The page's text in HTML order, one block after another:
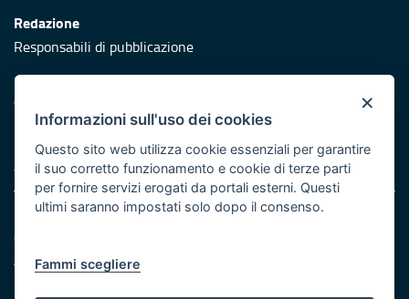
Redazione
Responsabili di pubblicazione
Protezione civile
Vai al sito di Protezione Civile Puglia
Iniziativa finanziata con risorse del POR Puglia 2014/2020 -
Asse XI
Note legali
Cookie e privacy
Atti di notifica
×
Informazioni sull'uso dei cookies
Questo sito web utilizza cookie essenziali per garantire
il suo corretto funzionamento e cookie di terze parti
per fornire servizi erogati da portali esterni. Questi
ultimi saranno impostati solo dopo il consenso.
Fammi scegliere